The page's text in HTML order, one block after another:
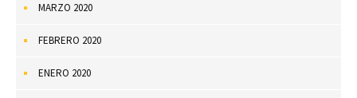
MARZO 2020
FEBRERO 2020
ENERO 2020